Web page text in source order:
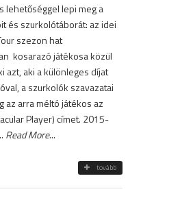
lehetőséggel lepi meg a
és szurkolótáborát: az idei
szezon hat
kosarazó játékosa közül
azt, aki a különleges díjat
a szurkolók szavazatai
az arra méltó játékos az
Player) címet. 2015-
Read More...
tovább